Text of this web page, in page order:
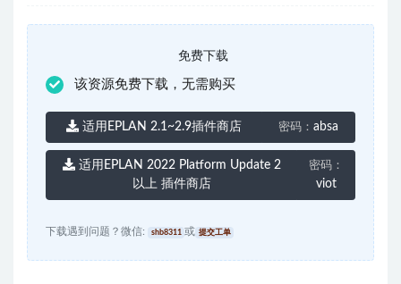
免费下载
该资源免费下载，无需购买
适用EPLAN 2.1~2.9插件商店 密码： absa
适用EPLAN 2022 Platform Update 2
以上 插件商店
密码：
viot
下载遇到问题？微信: shb8311 或 提交工单